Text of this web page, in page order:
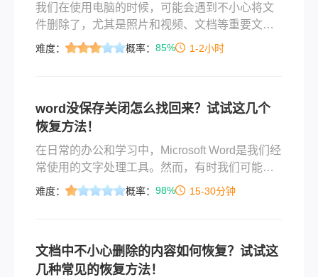
我们在使用电脑的时候，可能会遇到不小心将文
件删除了，尤其是照片和视频、文档等重要文
件，一旦不小心删除或者格式化后，就需要找专
损坏，只是不小心删除或者格式化掉，都可以自
行恢复出来。那么桌面上的文件被替换如何恢复
原来的呢？下面就是误删文件恢复，希望保存收
藏本文，后面可能会使用到。
难度： 概率： 85% 1-2小时
word没保存关闭怎么找回来？试试这几个
恢复方法！
在日常的办公和学习中，Microsoft Word是我们经
常使用的文字处理工具。然而，有时我们可能会
遇到一些突发情况，如电脑突然关机、程序崩溃
难度： 概率： 98% 15-30分钟
文档中不小心删除的内容如何恢复？试试这
几种常见的恢复方法！